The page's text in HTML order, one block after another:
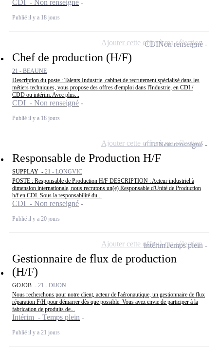
CDI - Non renseigné
Publié il y a 18 jours
Chef de production (H/F)
21 - BEAUNE
Description du poste : Talents Industrie, cabinet de recrutement spécialisé dans les
métiers techniques, vous propose des offres d'emploi dans l'Industrie, en CDI /
CDD ou intérim. Avec plus...
CDI - Non renseigné
Publié il y a 18 jours
CDINon renseigné
Ajouter cette offre à ma sélection
Responsable de Production H/F
SUPPLAY - 21 - LONGVIC
POSTE : Responsable de Production H/F DESCRIPTION : Acteur industriel à
dimension internationale, nous recrutons un(e) Responsable d'Unité de Production
h/f en CDI. Sous la responsabilité du...
CDI - Non renseigné
Publié il y a 20 jours
CDINon renseigné
Ajouter cette offre à ma sélection
Gestionnaire de flux de production
(H/F)
GOJOB - 21 - DIJON
Nous recherchons pour notre client, acteur de l'aéronautique, un gestionnaire de flux
réparation F/H pour démarrer dès que possible. Vous avez envie de participer à la
fabrication de produits de...
Intérim - Temps plein
Publié il y a 21 jours
IntérimTemps plein
Ajouter cette offre à ma sélection